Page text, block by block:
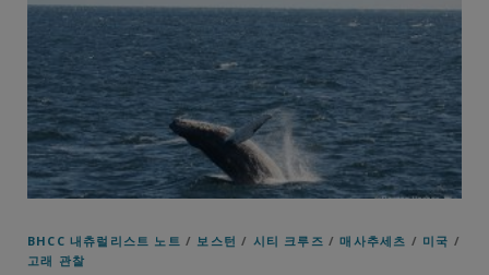
BHCC 내츄럴리스트 노트 / 보스턴 / 시티 크루즈 /매사추세츠 / 미국 /
고래 관찰